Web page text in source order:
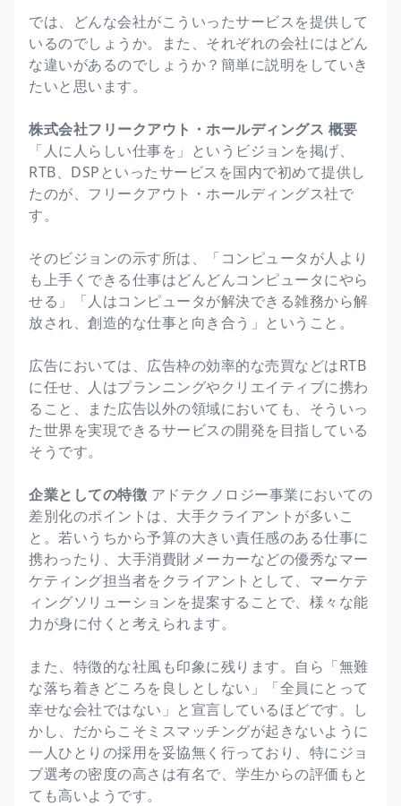
では、どんな会社がこういったサービスを提供して
いるのでしょうか。また、それぞれの会社にはどん
な違いがあるのでしょうか？簡単に説明をしていき
たいと思います。
株式会社フリークアウト・ホールディングス 概要
「人に人らしい仕事を」というビジョンを掲げ、
RTB、DSPといったサービスを国内で初めて提供し
たのが、フリークアウト・ホールディングス社で
す。
そのビジョンの示す所は、「コンピュータが人より
も上手くできる仕事はどんどんコンピュータにやら
せる」「人はコンピュータが解決できる雑務から解
放され、創造的な仕事と向き合う」ということ。
広告においては、広告枠の効率的な売買などはRTB
に任せ、人はプランニングやクリエイティブに携わ
ること、また広告以外の領域においても、そういっ
た世界を実現できるサービスの開発を目指している
そうです。
企業としての特徴 アドテクノロジー事業においての
差別化のポイントは、大手クライアントが多いこ
と。若いうちから予算の大きい責任感のある仕事に
携わったり、大手消費財メーカーなどの優秀なマー
ケティング担当者をクライアントとして、マーケテ
ィングソリューションを提案することで、様々な能
力が身に付くと考えられます。
また、特徴的な社風も印象に残ります。自ら「無難
な落ち着きどころを良しとしない」「全員にとって
幸せな会社ではない」と宣言しているほどです。し
かし、だからこそミスマッチングが起きないように
一人ひとりの採用を妥協無く行っており、特にジョ
ブ選考の密度の高さは有名で、学生からの評価もと
ても高いようです。